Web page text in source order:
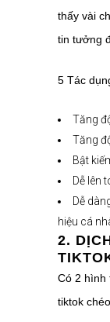
thấy vài
tin tưởng
5 Tác
Tăng
Tăng
Bật
Dễ lên
Dễ
hiệu cá
2.
Có 2 hình
tiktok